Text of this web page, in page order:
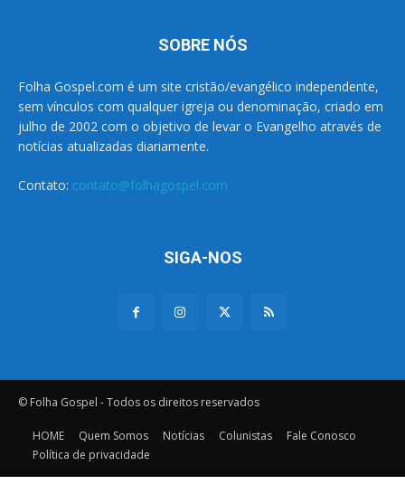
SOBRE NÓS
Folha Gospel.com é um site cristão/evangélico independente,
sem vínculos com qualquer igreja ou denominação, criado em
julho de 2002 com o objetivo de levar o Evangelho através de
notícias atualizadas diariamente.
Contato: contato@folhagospel.com
SIGA-NOS
© Folha Gospel - Todos os direitos reservados
HOME Quem Somos Notícias Colunistas
Fale Conosco
Política de privacidade